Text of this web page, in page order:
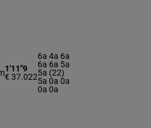
1'11"9
€ 37.022
6a 4a 6a
6a 6a 5a
5a (22)
5a 0a 0a
0a 0a